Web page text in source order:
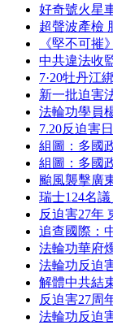
好奇號火星
超聲波產檢
《堅不可摧
中共違法收
7·20牡丹江
新一批迫害
法輪功學員
7.20反迫害
組圖：多國
組圖：多國
颱風襲擊廣
瑞士124名
反迫害27年
追查國際：
法輪功華府
法輪功反迫
解體中共結
反迫害27周
法輪功反迫